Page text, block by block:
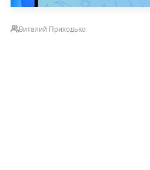
Виталий Приходько